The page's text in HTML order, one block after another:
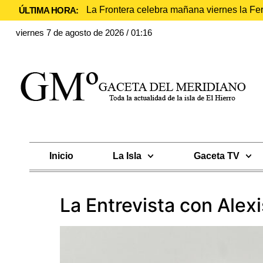
ÚLTIMA HORA: La Frontera celebra mañana viernes la
viernes 7 de agosto de 2026 / 01:16
Inicio La Isla Gaceta TV
La Entrevista con